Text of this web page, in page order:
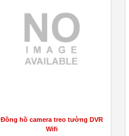
Đồng hồ camera treo tường DVR
Wifi